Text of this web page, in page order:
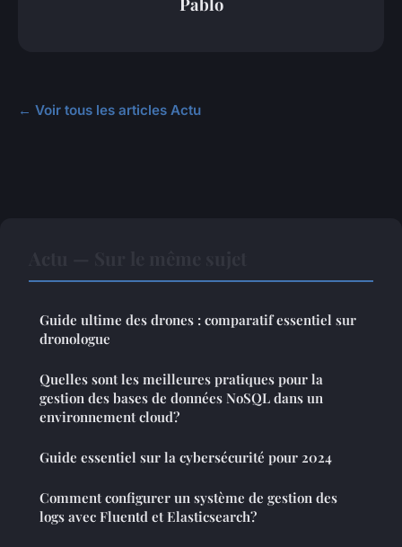
← Voir tous les articles Actu
Guide ultime des drones : comparatif essentiel sur
dronologue
Quelles sont les meilleures pratiques pour la
gestion des bases de données NoSQL dans un
environnement cloud?
Guide essentiel sur la cybersécurité pour 2024
Comment configurer un système de gestion des
logs avec Fluentd et Elasticsearch?